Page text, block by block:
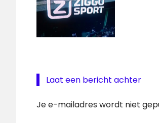
Laat een bericht achter
Je e-mailadres wordt niet